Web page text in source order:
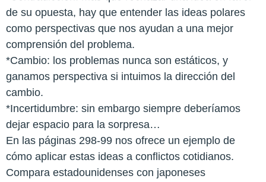
de su opuesta, hay que entender las ideas polares
como perspectivas que nos ayudan a una mejor
comprensión del problema.
*Cambio: los problemas nunca son estáticos, y
ganamos perspectiva si intuimos la dirección del
cambio.
*Incertidumbre: sin embargo siempre deberíamos
dejar espacio para la sorpresa…
En las páginas 298-99 nos ofrece un ejemplo de
cómo aplicar estas ideas a conflictos cotidianos.
Compara estadounidenses con japoneses